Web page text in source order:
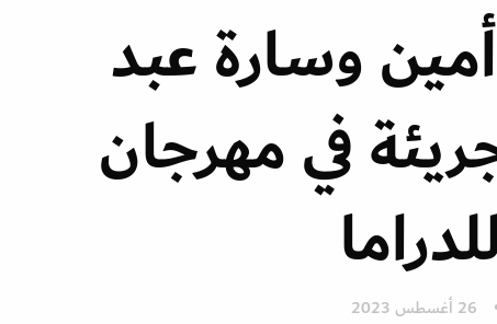
وسارة عبد
في مهرجان
26 أغسطس 2023